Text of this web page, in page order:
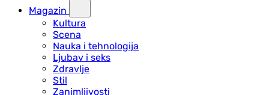
Magazin
Kultura
Scena
Nauka i tehnologija
Ljubav i seks
Zdravlje
Stil
Zanimljivosti